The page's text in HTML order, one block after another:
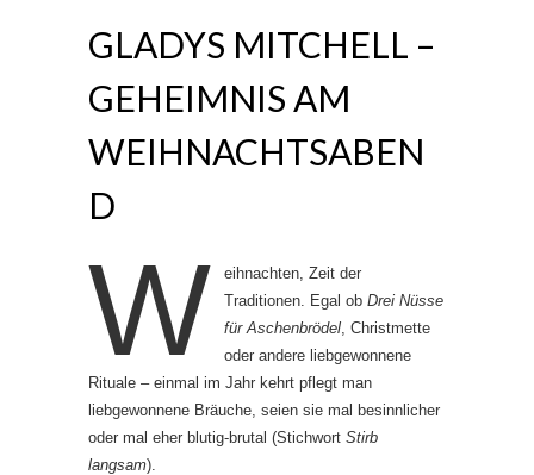
GLADYS MITCHELL –
GEHEIMNIS AM
WEIHNACHTSABEN
D
W
eihnachten, Zeit der
Traditionen. Egal ob Drei Nüsse
für Aschenbrödel, Christmette
oder andere liebgewonnene
Rituale – einmal im Jahr kehrt pflegt man
liebgewonnene Bräuche, seien sie mal besinnlicher
oder mal eher blutig-brutal (Stichwort Stirb
langsam).